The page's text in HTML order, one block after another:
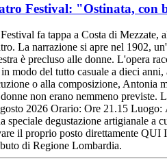
Festival: "Ostinata, con
fa tappa a Costa di
La narrazione si apre nel 1902,
è precluso alle donne. L'opera
modo del tutto casuale a dieci
o alla composizione, Antonia
non erano nemmeno
2026 Orario: Ore 21.15
speciale degustazione artigianale
il proprio posto direttamente
di Regione Lombardia.